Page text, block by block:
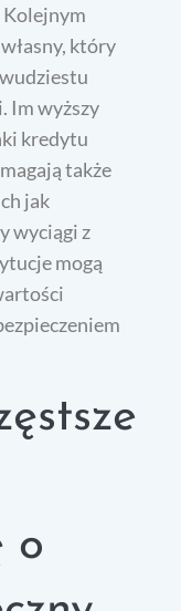
który
Im wyższy
kredytu
także
jak
wyciągi z
mogą
o